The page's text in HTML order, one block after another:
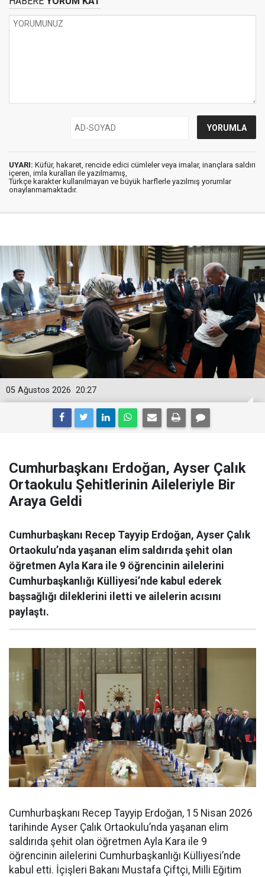
UYARI: Küfür, hakaret, rencide edici cümleler veya imalar, inançlara saldırı
içeren, imla kuralları ile yazılmamış,
Türkçe karakter kullanılmayan ve büyük harflerle yazılmış yorumlar
onaylanmamaktadır.
20:27
05 Ağustos 2026
Cumhurbaşkanı Erdoğan, Ayser Çalık
Ortaokulu Şehitlerinin Aileleriyle Bir
Araya Geldi
Cumhurbaşkanı Recep Tayyip Erdoğan, Ayser Çalık
Ortaokulu’nda yaşanan elim saldırıda şehit olan
öğretmen Ayla Kara ile 9 öğrencinin ailelerini
Cumhurbaşkanlığı Külliyesi’nde kabul ederek
başsağlığı dileklerini iletti ve ailelerin acısını
paylaştı.
Cumhurbaşkanı Recep Tayyip Erdoğan, 15 Nisan 2026
tarihinde Ayser Çalık Ortaokulu’nda yaşanan elim
saldırıda şehit olan öğretmen Ayla Kara ile 9
öğrencinin ailelerini Cumhurbaşkanlığı Külliyesi’nde
kabul etti. İçişleri Bakanı Mustafa Çiftçi, Milli Eğitim